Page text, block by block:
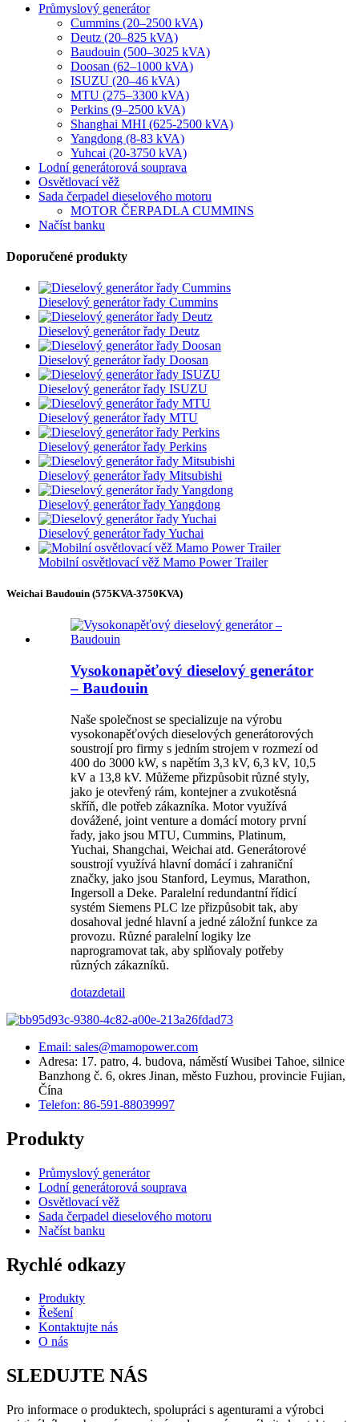
Průmyslový generátor
Cummins (20–2500 kVA)
Deutz (20–825 kVA)
Baudouin (500–3025 kVA)
Doosan (62–1000 kVA)
ISUZU (20–46 kVA)
MTU (275–3300 kVA)
Perkins (9–2500 kVA)
Shanghai MHI (625-2500 kVA)
Yangdong (8-83 kVA)
Yuhcai (20-3750 kVA)
Lodní generátorová souprava
Osvětlovací věž
Sada čerpadel dieselového motoru
MOTOR ČERPADLA CUMMINS
Načíst banku
Doporučené produkty
Dieselový generátor řady Cummins
Dieselový generátor řady Deutz
Dieselový generátor řady Doosan
Dieselový generátor řady ISUZU
Dieselový generátor řady MTU
Dieselový generátor řady Perkins
Dieselový generátor řady Mitsubishi
Dieselový generátor řady Yangdong
Dieselový generátor řady Yuchai
Mobilní osvětlovací věž Mamo Power Trailer
Weichai Baudouin (575KVA-3750KVA)
Vysokonapěťový dieselový generátor
– Baudouin
Naše společnost se specializuje na výrobu
vysokonapěťových dieselových generátorových
soustrojí pro firmy s jedním strojem v rozmezí od
400 do 3000 kW, s napětím 3,3 kV, 6,3 kV, 10,5
kV a 13,8 kV. Můžeme přizpůsobit různé styly,
jako je otevřený rám, kontejner a zvukotěsná
skříň, dle potřeb zákazníka. Motor využívá
dovážené, joint venture a domácí motory první
řady, jako jsou MTU, Cummins, Platinum,
Yuchai, Shangchai, Weichai atd. Generátorové
soustrojí využívá hlavní domácí i zahraniční
značky, jako jsou Stanford, Leymus, Marathon,
Ingersoll a Deke. Paralelní redundantní řídicí
systém Siemens PLC lze přizpůsobit tak, aby
dosahoval jedné hlavní a jedné záložní funkce za
provozu. Různé paralelní logiky lze
naprogramovat tak, aby splňovaly potřeby
různých zákazníků.
dotazdetail
Email: sales@mamopower.com
Adresa: 17. patro, 4. budova, náměstí Wusibei Tahoe, silnice
Banzhong č. 6, okres Jinan, město Fuzhou, provincie Fujian,
Čína
Telefon: 86-591-88039997
Produkty
Průmyslový generátor
Lodní generátorová souprava
Osvětlovací věž
Sada čerpadel dieselového motoru
Načíst banku
Rychlé odkazy
Produkty
Řešení
Kontaktujte nás
O nás
SLEDUJTE NÁS
Pro informace o produktech, spolupráci s agenturami a výrobci